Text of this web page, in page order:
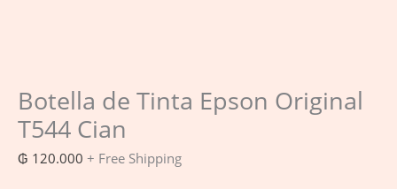
Botella de Tinta Epson Original
T544 Cian
₲ 120.000 + Free Shipping